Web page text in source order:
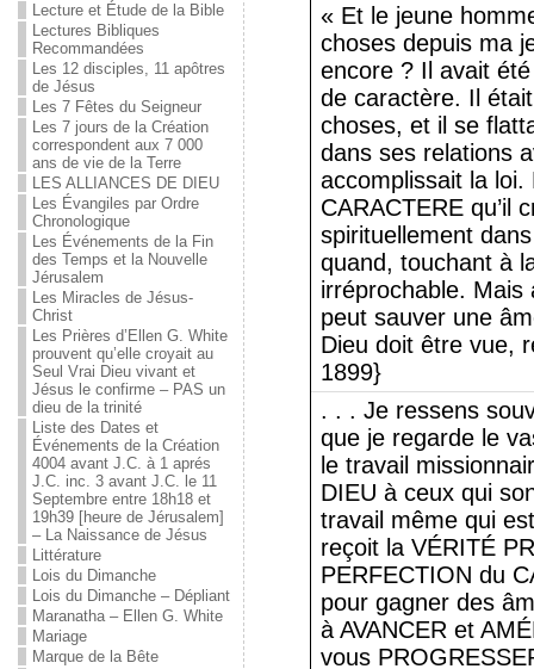
Lecture et Étude de la Bible
Lectures Bibliques
Recommandées
Les 12 disciples, 11 apôtres
de Jésus
Les 7 Fêtes du Seigneur
Les 7 jours de la Création
correspondent aux 7 000
ans de vie de la Terre
LES ALLIANCES DE DIEU
Les Évangiles par Ordre
Chronologique
Les Événements de la Fin
des Temps et la Nouvelle
Jérusalem
Les Miracles de Jésus-
Christ
Les Prières d’Ellen G. White
prouvent qu’elle croyait au
Seul Vrai Dieu vivant et
Jésus le confirme – PAS un
dieu de la trinité
Liste des Dates et
Événements de la Création
4004 avant J.C. à 1 aprés
J.C. inc. 3 avant J.C. le 11
Septembre entre 18h18 et
19h39 [heure de Jérusalem]
– La Naissance de Jésus
Littérature
Lois du Dimanche
Lois du Dimanche – Dépliant
Maranatha – Ellen G. White
Mariage
Marque de la Bête
« Et le jeune
choses depuis ma
encore ? Il avait
de caractère. Il
choses, et il se
dans ses relations
accomplissait la loi.
CARACTERE qu’il
spirituellement
quand, touchant à
irréprochable. Mais
peut sauver une
Dieu doit être vue,
1899}
. . . Je ressens
que je regarde le
le travail
DIEU à ceux qui
travail même qui
reçoit la VÉRITÉ
PERFECTION du
pour gagner des
à AVANCER et
vous